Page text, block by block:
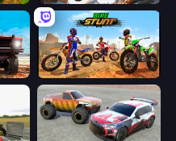
Offroad Masters Challenge Bike Stunts Race Bike Games 3D